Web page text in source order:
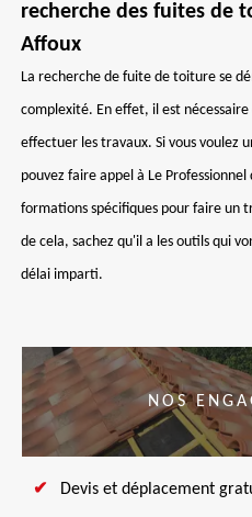
recherche des fuites de
Affoux
La recherche de fuite de toiture se
complexité. En effet, il est
effectuer les travaux. Si vous voulez
pouvez faire appel à Le
formations spécifiques pour faire un
de cela, sachez qu'il a les outils qui
délai imparti.
NOS
Devis et déplacement